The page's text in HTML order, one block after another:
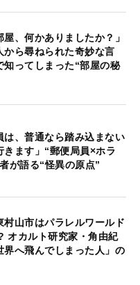
屋、何かありましたか？」
から尋ねられた奇妙な言
ってしまった“部屋の秘
は、普通なら踏み込まない
きます」“郵便局員×ホラ
が語る“怪異の原点”
村山市はパラレルワールド
オカルト研究家・角由紀
界へ飛んでしまった人」の